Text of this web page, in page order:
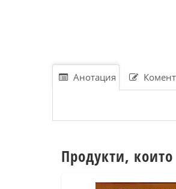
Анотация
Продукти,